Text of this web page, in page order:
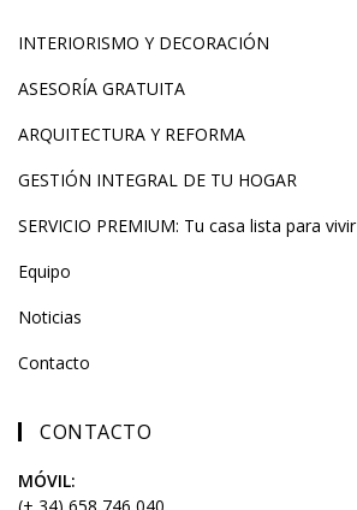
INTERIORISMO Y DECORACIÓN
ASESORÍA GRATUITA
ARQUITECTURA Y REFORMA
GESTIÓN INTEGRAL DE TU HOGAR
SERVICIO PREMIUM: Tu casa lista para vivir
Equipo
Noticias
Contacto
CONTACTO
MÓVIL:
(+ 34) 658 746 040